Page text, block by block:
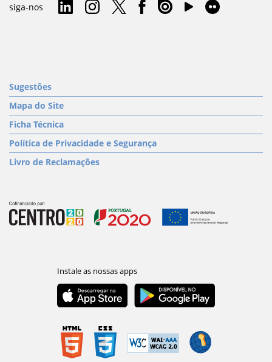
siga-nos
Sugestões
Mapa do Site
Ficha Técnica
Política de Privacidade e Segurança
Livro de Reclamações